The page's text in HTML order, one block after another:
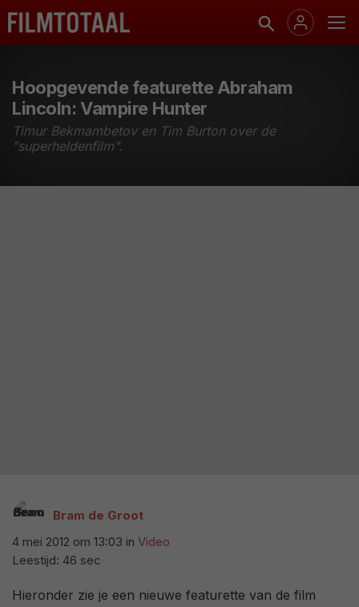
Hoopgevende featurette Abraham
Lincoln: Vampire Hunter
Timur Bekmambetov en Tim Burton over de
"superheldenfilm".
Bram de Groot
4 mei 2012 om 13:03 in Video
Leestijd: 46 sec
Hieronder zie je een nieuwe featurette van de film